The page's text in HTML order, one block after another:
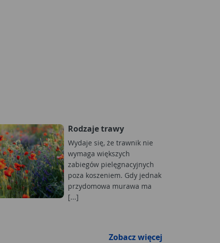
Rodzaje trawy
Wydaje się, że trawnik nie
wymaga większych
zabiegów pielęgnacyjnych
poza koszeniem. Gdy jednak
przydomowa murawa ma
[...]
Zobacz więcej